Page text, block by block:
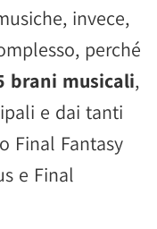
invece,
perché
brani musicali,
e dai tanti
Final Fantasy
e Final